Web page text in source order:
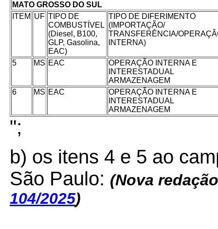
MATO GROSSO DO SUL
ITEM UF TIPO DE
COMBUSTÍVEL
(Diesel, B100,
GLP, Gasolina,
EAC)
TIPO DE DIFERIMENTO
(IMPORTAÇÃO/
TRANSFERÊNCIA/
INTERNA)
5 MS EAC
OPERAÇÃO INTERNA E
INTERESTADUAL
ARMAZENAGEM
6
MS EAC
OPERAÇÃO INTERNA E
INTERESTADUAL
ARMAZENAGEM
";
b) os itens 4 e 5 ao
São Paulo: (Nova
104/2025)